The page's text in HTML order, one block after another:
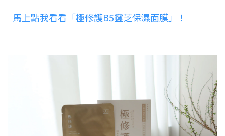
馬上點我看看「極修護B5靈芝保濕面膜」！